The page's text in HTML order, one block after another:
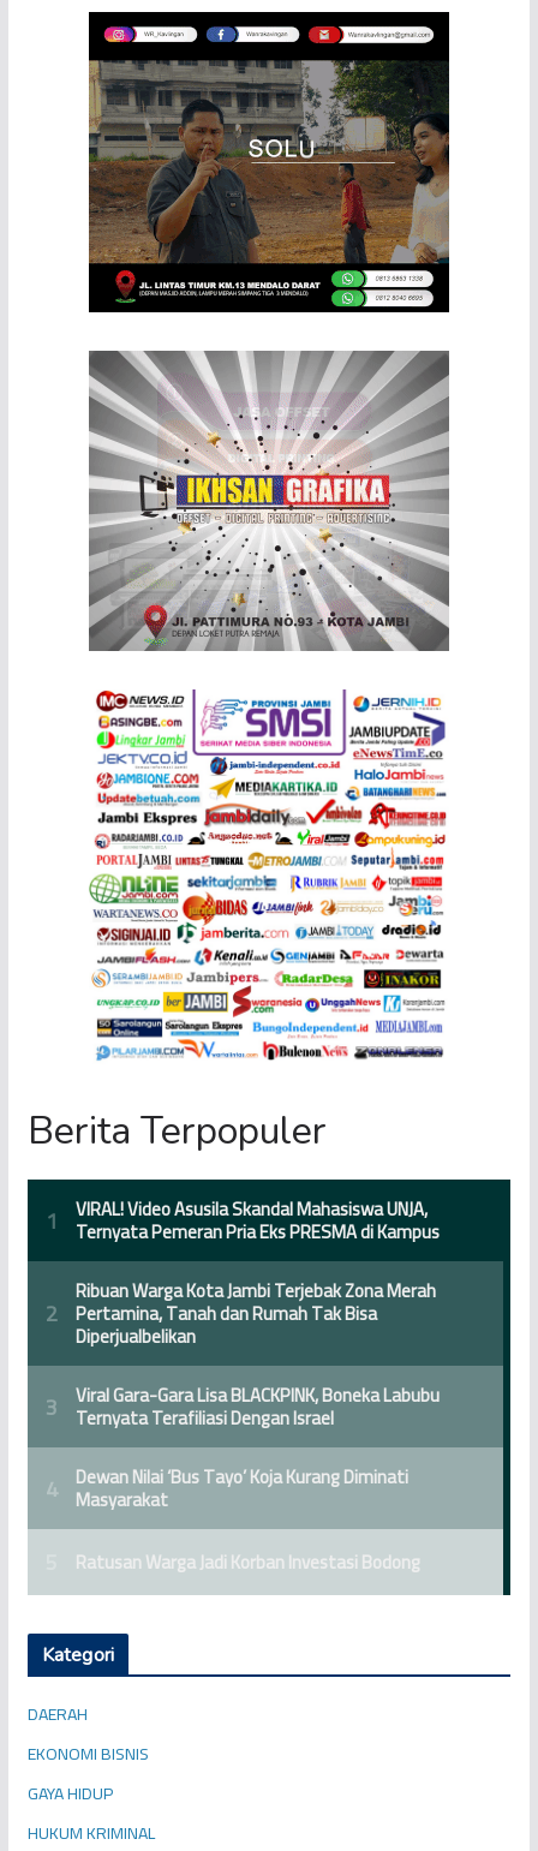
Berita Terpopuler
Kategori
DAERAH
EKONOMI BISNIS
GAYA HIDUP
HUKUM KRIMINAL